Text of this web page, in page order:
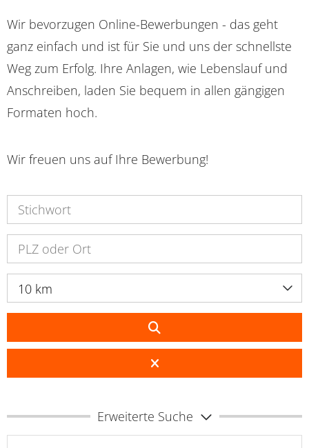
Wir bevorzugen Online-Bewerbungen - das geht
ganz einfach und ist für Sie und uns der schnellste
Weg zum Erfolg. Ihre Anlagen, wie Lebenslauf und
Anschreiben, laden Sie bequem in allen gängigen
Formaten hoch.
Wir freuen uns auf Ihre Bewerbung!
10 km
Erweiterte Suche